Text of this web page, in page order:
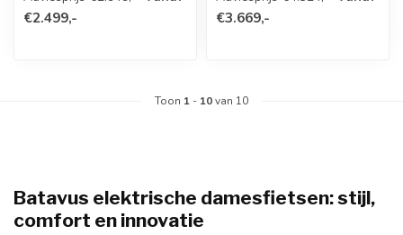
€2.499,-
€3.669,-
Toon 1 - 10van 10
Batavus elektrische damesfietsen: stijl,
comfort en innovatie